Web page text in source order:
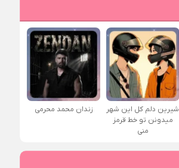
شیرین دلم کل این شهر
میدونن تو خط قرمز
منی
زندان محمد محرمی